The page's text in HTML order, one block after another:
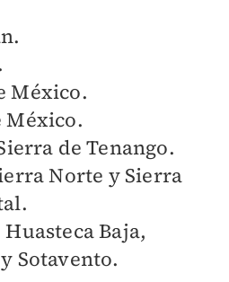
México.
México.
de Tenango.
Norte y Sierra
Baja,
Sotavento.